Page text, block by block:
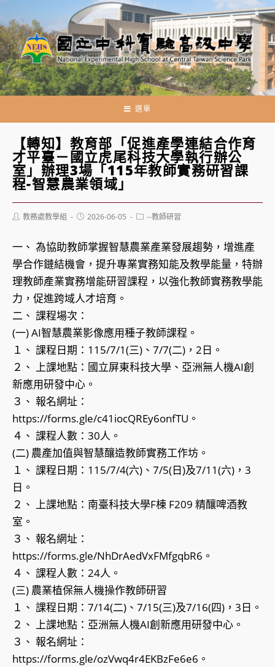
轉
至
主
要
內
選單
【轉知】教育部「促進產學連結合作育
才平臺－國立虎尾科技大學執行辦公
室」辦理3場「115年教師實務研習課
程-智慧農業領域」
Post教務處教學組
Post2026-06-05
Post--教師研習
一、 為協助教師掌握智慧農業產業發展趨勢，增進產
學合作鏈結機會，提升專業實務知能及教學能量，特辦
理教師產業實務增能研習課程，以強化教師實務教學能
力，促進跨域人才培育。
二、 課程場次：
(一) AI智慧農業影像應用種子教師課程。
１、 課程日期：115/7/1(三)、7/7(二)，2日。
２、 上課地點：國立屏東科技大學、亞洲無人機AI創
新應用研發中心。
３、 報名網址：
https://forms.gle/c41iocQREy6onfTU。
４、 課程人數：30人。
(二) 農產加值與智慧釀造教師實務工作坊。
１、 課程日期：115/7/4(六)、7/5(日)及7/11(六)，3
日。
２、 上課地點：南臺科技大學F棟 F209 精釀啤酒教
室。
３、 報名網址：
https://forms.gle/NhDrAedVxFMfgqbR6。
４、 課程人數：24人。
(三) 農業植保無人機操作教師研習
１、 課程日期：7/14(二)、7/15(三)及7/16(四)，3日。
２、 上課地點：亞洲無人機AI創新應用研發中心。
３、 報名網址：
https://forms.gle/ozVwq4r4EKBzFe6e6。